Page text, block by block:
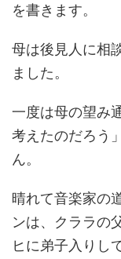
を書きます。
母は後見人に相
ました。
一度は母の望み
考えたのだろう
ん。
晴れて音楽家の
ンは、クララの
ヒに弟子入りし